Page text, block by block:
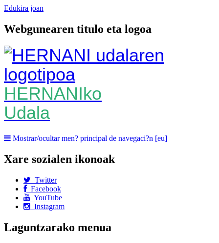
Edukira joan
Webgunearen titulo eta logoa
HERNANIko
Udala
Mostrar/ocultar men? principal de navegaci?n [eu]
Xare sozialen ikonoak
Twitter
Facebook
YouTube
Instagram
Laguntzarako menua